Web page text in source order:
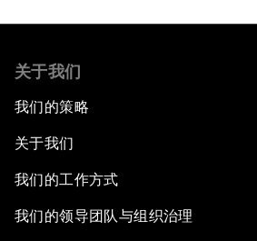
关于我们
我们的策略
关于我们
我们的工作方式
我们的领导团队与组织治理